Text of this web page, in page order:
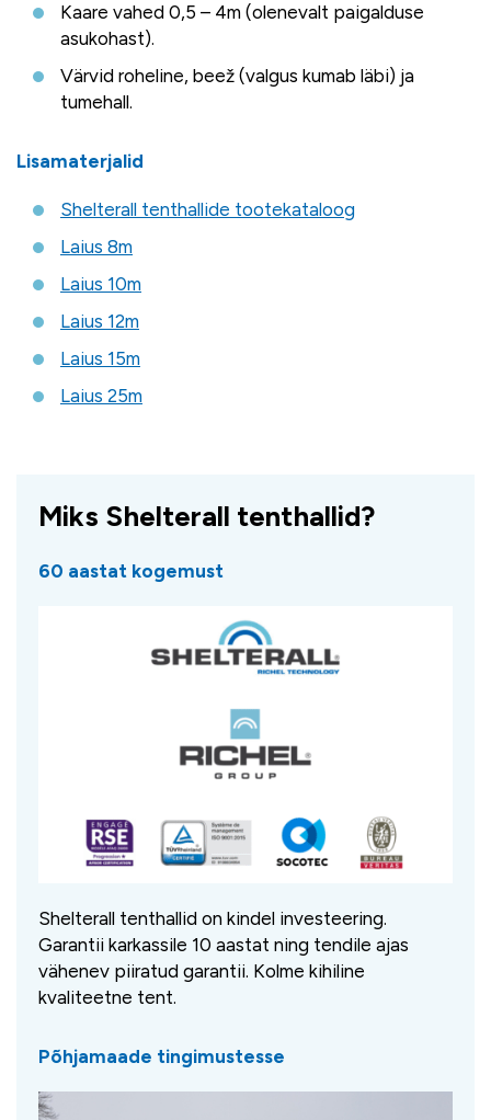
Kaare vahed 0,5 – 4m (olenevalt paigalduse
asukohast).
Värvid roheline, beež (valgus kumab läbi) ja
tumehall.
Lisamaterjalid
Shelterall tenthallide tootekataloog
Laius 8m
Laius 10m
Laius 12m
Laius 15m
Laius 25m
Miks Shelterall tenthallid?
60 aastat kogemust
Shelterall tenthallid on kindel investeering.
Garantii karkassile 10 aastat ning tendile ajas
vähenev piiratud garantii. Kolme kihiline
kvaliteetne tent.
Põhjamaade tingimustesse